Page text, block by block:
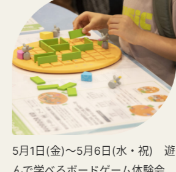
5月1日(金)～5月6日(水・祝) 遊